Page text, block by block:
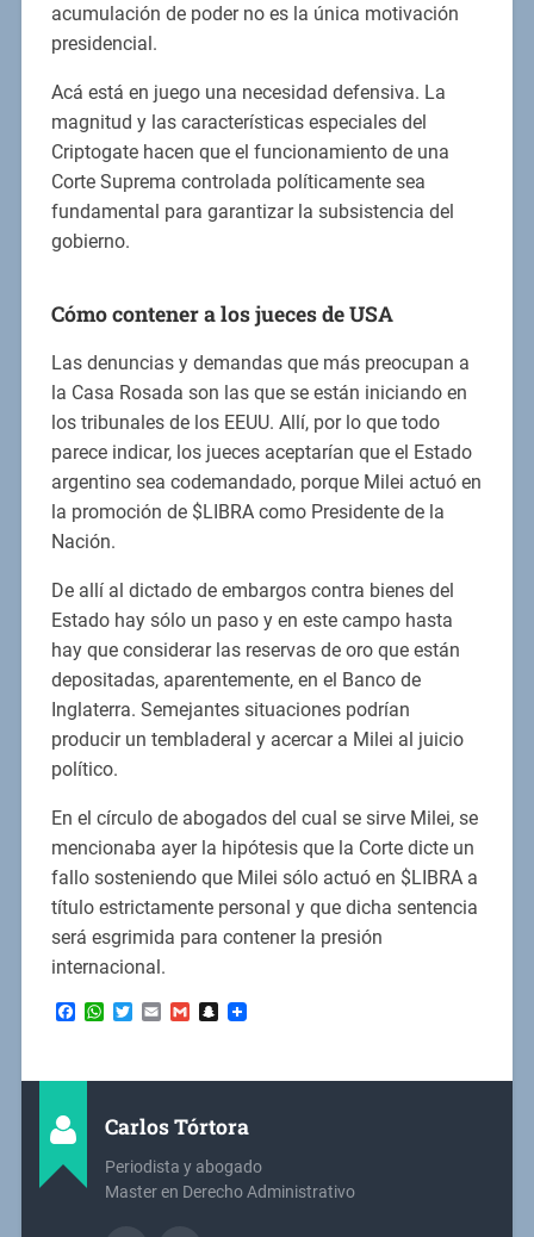
acumulación de poder no es la única motivación
presidencial.
Acá está en juego una necesidad defensiva. La
magnitud y las características especiales del
Criptogate hacen que el funcionamiento de una
Corte Suprema controlada políticamente sea
fundamental para garantizar la subsistencia del
gobierno.
Cómo contener a los jueces de USA
Las denuncias y demandas que más preocupan a
la Casa Rosada son las que se están iniciando en
los tribunales de los EEUU. Allí, por lo que todo
parece indicar, los jueces aceptarían que el Estado
argentino sea codemandado, porque Milei actuó en
la promoción de $LIBRA como Presidente de la
Nación.
De allí al dictado de embargos contra bienes del
Estado hay sólo un paso y en este campo hasta
hay que considerar las reservas de oro que están
depositadas, aparentemente, en el Banco de
Inglaterra. Semejantes situaciones podrían
producir un tembladeral y acercar a Milei al juicio
político.
En el círculo de abogados del cual se sirve Milei, se
mencionaba ayer la hipótesis que la Corte dicte un
fallo sosteniendo que Milei sólo actuó en $LIBRA a
título estrictamente personal y que dicha sentencia
será esgrimida para contener la presión
internacional.
Facebook
WhatsApp
Twitter
EmailGmailSnapchat
Carlos Tórtora
Periodista y abogado
Master en Derecho Administrativo